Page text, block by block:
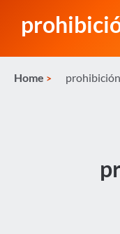
Home prohibición